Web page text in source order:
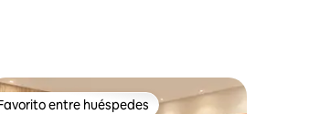
entre huéspedes